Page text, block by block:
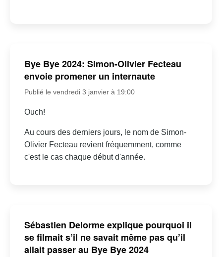
Bye Bye 2024: Simon-Olivier Fecteau
envoie promener un internaute
Publié le vendredi 3 janvier à 19:00
Ouch!
Au cours des derniers jours, le nom de Simon-
Olivier Fecteau revient fréquemment, comme
c'est le cas chaque début d'année.
Sébastien Delorme explique pourquoi il
se filmait s’il ne savait même pas qu’il
allait passer au Bye Bye 2024